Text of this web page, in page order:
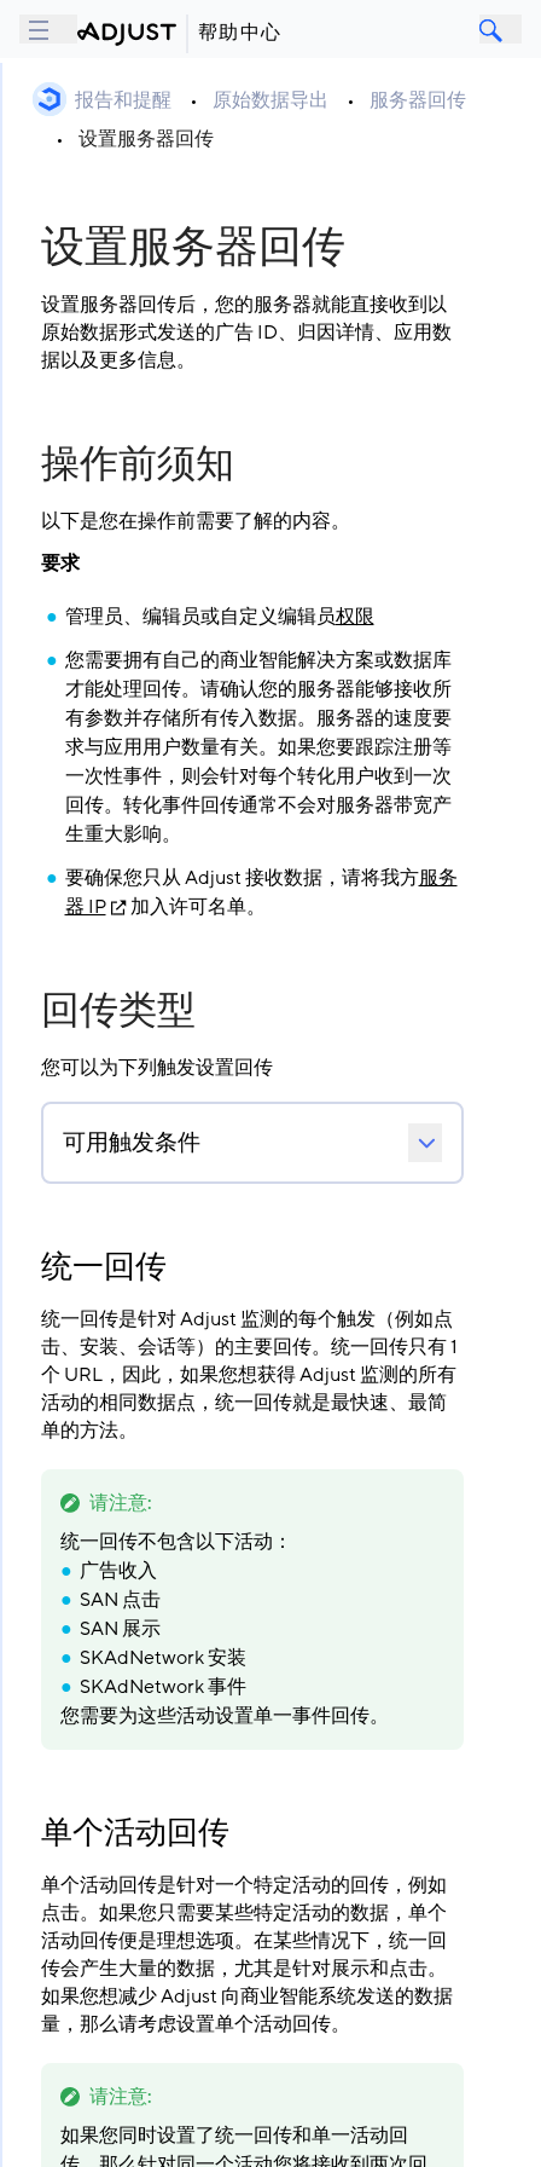
帮助中心
报告和提醒 • 原始数据导出 •
服务器回传
•
设置服务器回传
设置服务器回传
设置服务器回传后，您的服务器就能直接收到以
原始数据形式发送的广告 ID、归因详情、应用数
据以及更多信息。
操作前须知
以下是您在操作前需要了解的内容。
要求
管理员、编辑员或自定义编辑员权限
您需要拥有自己的商业智能解决方案或数据库
才能处理回传。请确认您的服务器能够接收所
有参数并存储所有传入数据。服务器的速度要
求与应用用户数量有关。如果您要跟踪注册等
一次性事件，则会针对每个转化用户收到一次
回传。转化事件回传通常不会对服务器带宽产
生重大影响。
要确保您只从 Adjust 接收数据，请将我方服务
器 IP
加入许可名单。
回传类型
您可以为下列触发设置回传
可用触发条件
统一回传
统一回传是针对 Adjust 监测的每个触发（例如点
击、安装、会话等）的主要回传。统一回传只有 1
个 URL，因此，如果您想获得 Adjust 监测的所有
活动的相同数据点，统一回传就是最快速、最简
单的方法。
请注意:
统一回传不包含以下活动：
广告收入
SAN 点击
SAN 展示
SKAdNetwork 安装
SKAdNetwork 事件
您需要为这些活动设置单一事件回传。
单个活动回传
单个活动回传是针对一个特定活动的回传，例如
点击。如果您只需要某些特定活动的数据，单个
活动回传便是理想选项。在某些情况下，统一回
传会产生大量的数据，尤其是针对展示和点击。
如果您想减少 Adjust 向商业智能系统发送的数据
量，那么请考虑设置单个活动回传。
请注意:
如果您同时设置了统一回传和单一活动回